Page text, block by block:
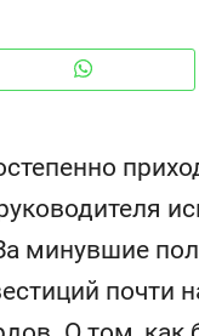
минувшие
почти
150
ID